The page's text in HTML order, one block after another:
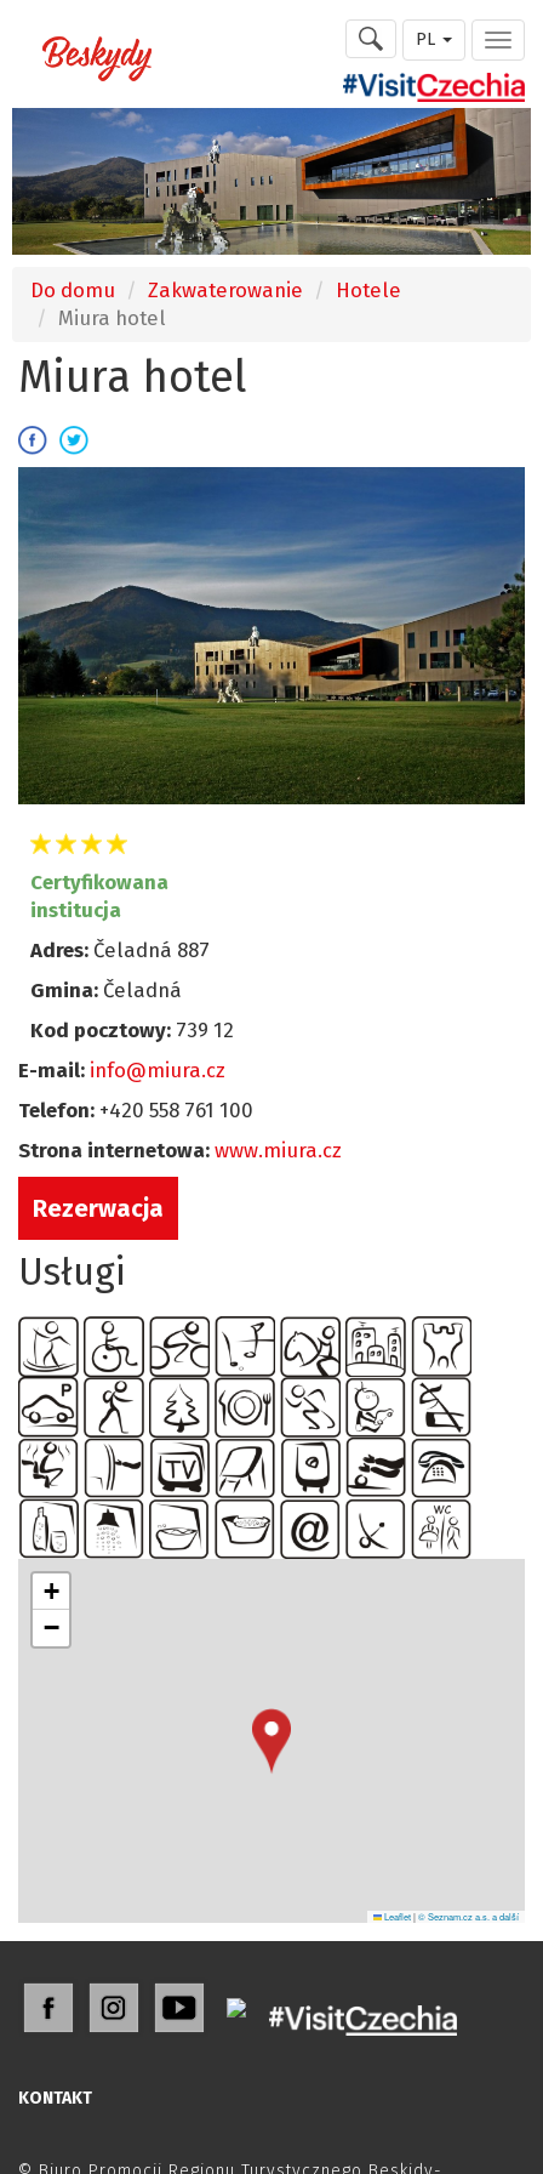
PL
Do domu Zakwaterowanie
Hotele
Miura hotel
Miura hotel
Certyfikowana
institucja
Adres: Čeladná 887
Gmina: Čeladná
Kod pocztowy: 739 12
E-mail: info@miura.cz
Telefon: +420 558 761 100
Strona internetowa: www.miura.cz
Rezerwacja
Usługi
+
−
Leaflet|© Seznam.cz a.s. a další
KONTAKT